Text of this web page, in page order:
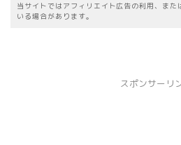
当サイトではアフィリエイト広告の利用、ま
いる場合があります。
スポンサーリ